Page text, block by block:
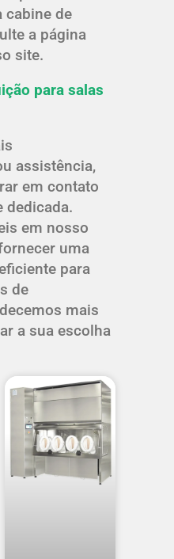
cabine de
a página
site.
para salas
assistência,
em contato
dedicada.
em nosso
uma
para
de
mais
a sua escolha